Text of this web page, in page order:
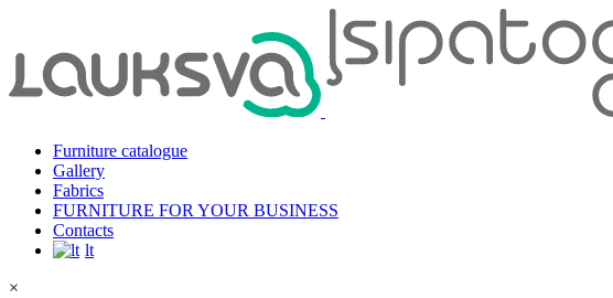
Furniture catalogue
Gallery
Fabrics
FURNITURE FOR YOUR BUSINESS
Contacts
lt
×